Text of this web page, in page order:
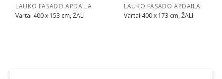
LAUKO FASADO APDAILA
Vartai 400 x 153 cm, ŽALI
LAUKO FASADO APDAILA
Vartai 400 x 173 cm, ŽALI